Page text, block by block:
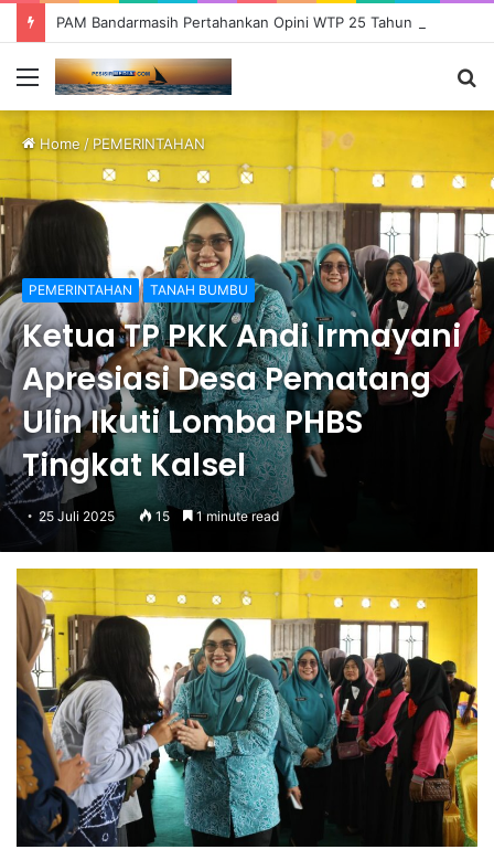
Menu
Home /PEMERINTAHAN
PEMERINTAHAN TANAH BUMBU
Ketua TP PKK Andi Irmayani
Apresiasi Desa Pematang
Ulin Ikuti Lomba PHBS
Tingkat Kalsel
25 Juli 2025 15 1 minute read